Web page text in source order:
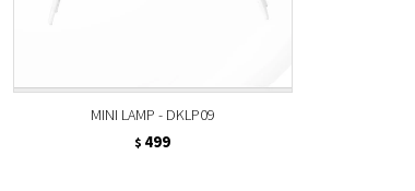
MINI LAMP - DKLP09
$ 499